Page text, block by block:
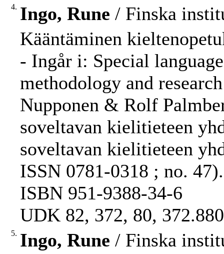
4. Ingo, Rune / Finska
Kääntäminen
- Ingår i: Special
methodology and
Nupponen & Rolf
soveltavan kielitieteen
soveltavan kielitieteen
ISSN 0781-0318 ; no. 47).
ISBN 951-9388-34-6
UDK 82, 372, 80, 372.880
5. Ingo, Rune / Finska